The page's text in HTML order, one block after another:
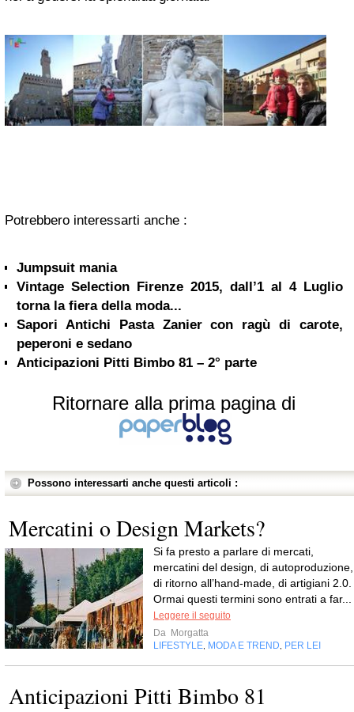
Potrebbero interessarti anche :
Jumpsuit mania
Vintage Selection Firenze 2015, dall’1 al 4 Luglio
torna la fiera della moda...
Sapori Antichi Pasta Zanier con ragù di carote,
peperoni e sedano
Anticipazioni Pitti Bimbo 81 – 2° parte
Ritornare alla prima pagina di
Possono interessarti anche questi articoli :
Mercatini o Design Markets?
Si fa presto a parlare di mercati,
mercatini del design, di autoproduzione,
di ritorno all’hand-made, di artigiani 2.0.
Ormai questi termini sono entrati a far...
Leggere il seguito
Da Morgatta
LIFESTYLE MODA E TREND PER LEI
Anticipazioni Pitti Bimbo 81